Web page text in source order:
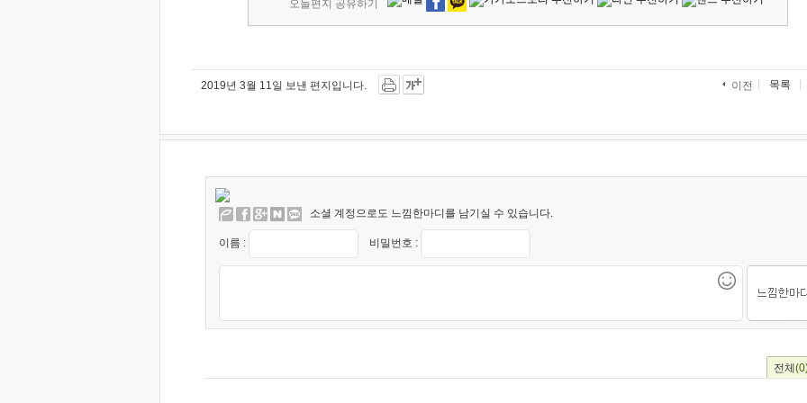
오늘편지 공유하기
2019년 3월 11일 보낸 편지입니다. 이전 목록
소셜 계정으로도 느낌한마디를 남기실 수 있습니다.
이름 : 비밀번호 :
전체